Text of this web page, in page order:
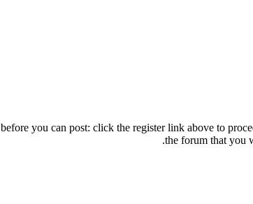
before you can post: click the register link above to
the forum that you